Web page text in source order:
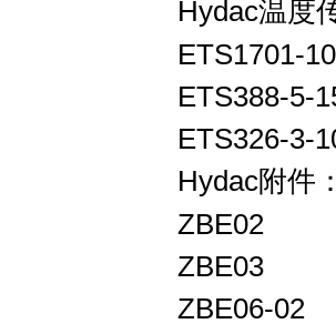
Hydac温度
ETS1701-
ETS388-5-
ETS326-3-
Hydac附件
ZBE02
ZBE03
ZBE06-02